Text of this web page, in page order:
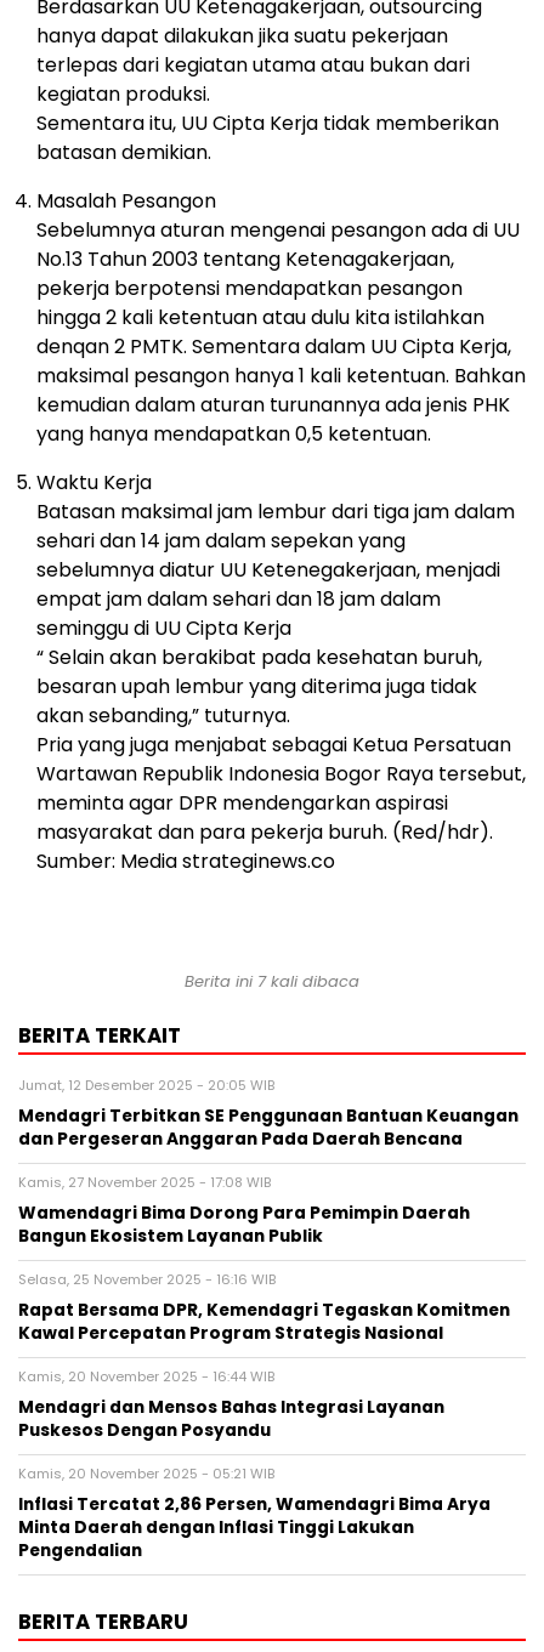
Berdasarkan UU Ketenagakerjaan, outsourcing
hanya dapat dilakukan jika suatu pekerjaan
terlepas dari kegiatan utama atau bukan dari
kegiatan produksi.
Sementara itu, UU Cipta Kerja tidak memberikan
batasan demikian.
Masalah Pesangon
Sebelumnya aturan mengenai pesangon ada di UU
No.13 Tahun 2003 tentang Ketenagakerjaan,
pekerja berpotensi mendapatkan pesangon
hingga 2 kali ketentuan atau dulu kita istilahkan
denqan 2 PMTK. Sementara dalam UU Cipta Kerja,
maksimal pesangon hanya 1 kali ketentuan. Bahkan
kemudian dalam aturan turunannya ada jenis PHK
yang hanya mendapatkan 0,5 ketentuan.
Waktu Kerja
Batasan maksimal jam lembur dari tiga jam dalam
sehari dan 14 jam dalam sepekan yang
sebelumnya diatur UU Ketenegakerjaan, menjadi
empat jam dalam sehari dan 18 jam dalam
seminggu di UU Cipta Kerja
“ Selain akan berakibat pada kesehatan buruh,
besaran upah lembur yang diterima juga tidak
akan sebanding,” tuturnya.
Pria yang juga menjabat sebagai Ketua Persatuan
Wartawan Republik Indonesia Bogor Raya tersebut,
meminta agar DPR mendengarkan aspirasi
masyarakat dan para pekerja buruh. (Red/hdr).
Sumber: Media strateginews.co
Berita ini 7 kali dibaca
BERITA TERKAIT
Jumat, 12 Desember 2025 - 20:05 WIB
Mendagri Terbitkan SE Penggunaan Bantuan Keuangan
dan Pergeseran Anggaran Pada Daerah Bencana
Kamis, 27 November 2025 - 17:08 WIB
Wamendagri Bima Dorong Para Pemimpin Daerah
Bangun Ekosistem Layanan Publik
Selasa, 25 November 2025 - 16:16 WIB
Rapat Bersama DPR, Kemendagri Tegaskan Komitmen
Kawal Percepatan Program Strategis Nasional
Kamis, 20 November 2025 - 16:44 WIB
Mendagri dan Mensos Bahas Integrasi Layanan
Puskesos Dengan Posyandu
Kamis, 20 November 2025 - 05:21 WIB
Inflasi Tercatat 2,86 Persen, Wamendagri Bima Arya
Minta Daerah dengan Inflasi Tinggi Lakukan
Pengendalian
BERITA TERBARU